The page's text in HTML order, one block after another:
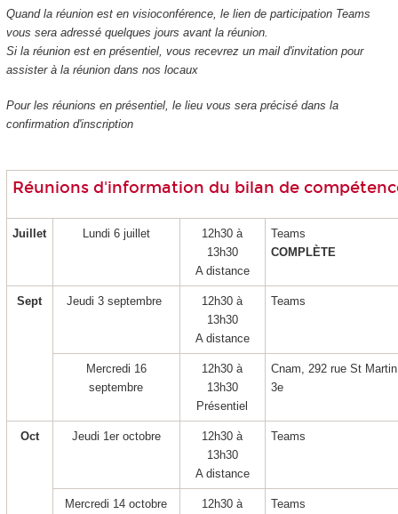
Quand la réunion est en visioconférence, le lien de participation Teams
vous sera adressé quelques jours avant la réunion.
Si la réunion est en présentiel, vous recevrez un mail d'invitation pour
assister à la réunion dans nos locaux
Pour les réunions en présentiel, le lieu vous sera précisé dans la
confirmation d'inscription
Réunions d'information du bilan de
Juillet Lundi 6 juillet
12h30 à
13h30
A distance
Teams
COMPLÈTE
Sept Jeudi 3 septembre
12h30 à
13h30
A distance
Teams
Mercredi 16
septembre
12h30 à
13h30
Présentiel
Cnam, 292 rue St
3e
Oct Jeudi 1 er octobre
12h30 à
13h30
A distance
Teams
Mercredi 14 octobre
12h30 à
Teams